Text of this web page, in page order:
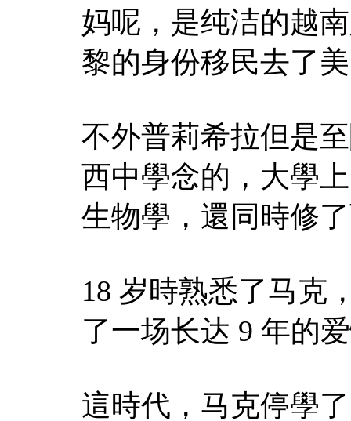
妈呢，是纯洁的越
黎的身份移民去了
不外普莉希拉但是
西中學念的，大學
生物學，還同時修
18 岁時熟悉了马克
了一场长达 9 年的
這時代，马克停學